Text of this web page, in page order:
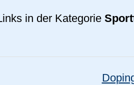
in der Kategorie